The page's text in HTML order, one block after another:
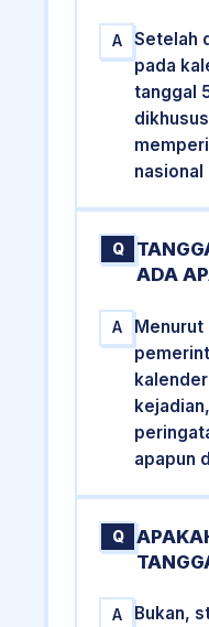
A
Setelah
pada
tanggal
nasional
Q
ADA
A
Menurut
apapun
Q
A
Bukan,